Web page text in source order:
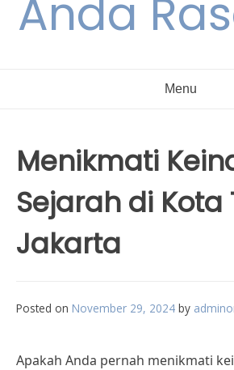
Anda
Menu
Menikmati
Sejarah di Kota
Jakarta
Posted on November 29, 2024 by
Apakah Anda pernah menikmati